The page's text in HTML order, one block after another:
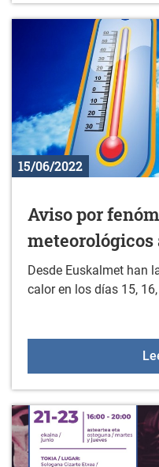
15/06/2022
Aviso por
meteorológicos
Desde Euskalmet han
calor en los días 15,